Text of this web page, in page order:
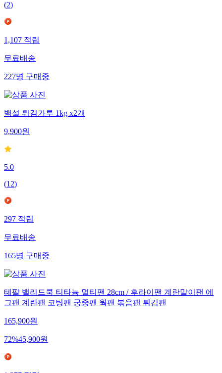
(2)
1,107 적립
무료배송
227명 구매중
백설 튀김가루 1kg x2개
9,900원
5.0
(12)
297 적립
무료배송
165명 구매중
테팔 밸리드쿡 티타늄 멀티팬 28cm / 후라이팬 계란말이팬 에
그팬 계란팬 코팅팬 궁중팬 웍팬 볶음팬 튀김팬
165,900원
72%45,900원